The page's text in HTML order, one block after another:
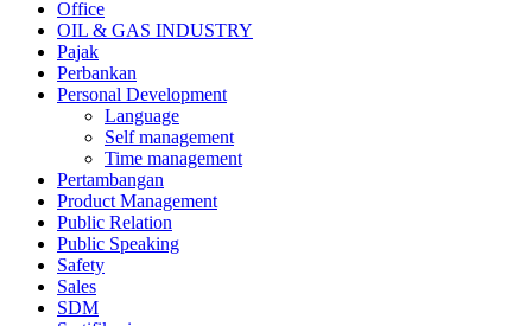
Office
OIL & GAS INDUSTRY
Pajak
Perbankan
Personal Development
Language
Self management
Time management
Pertambangan
Product Management
Public Relation
Public Speaking
Safety
Sales
SDM